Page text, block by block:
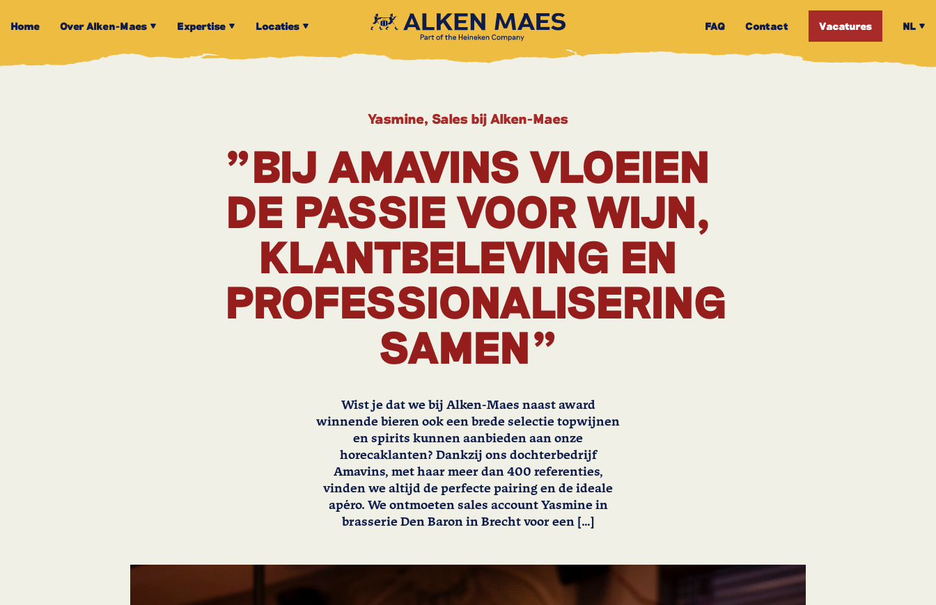
Home Over Alken-Maes Expertise Locaties FAQ Contact Vacatures NL
Yasmine, Sales bij Alken-Maes
"BIJ AMAVINS VLOEIEN
DE PASSIE VOOR WIJN,
KLANTBELEVING EN
PROFESSIONALISERING
SAMEN"
Wist je dat we bij Alken-Maes naast award
winnende bieren ook een brede selectie topwijnen
en spirits kunnen aanbieden aan onze
horecaklanten? Dankzij ons dochterbedrijf
Amavins, met haar meer dan 400 referenties,
vinden we altijd de perfecte pairing en de ideale
apéro. We ontmoeten sales account Yasmine in
brasserie Den Baron in Brecht voor een […]